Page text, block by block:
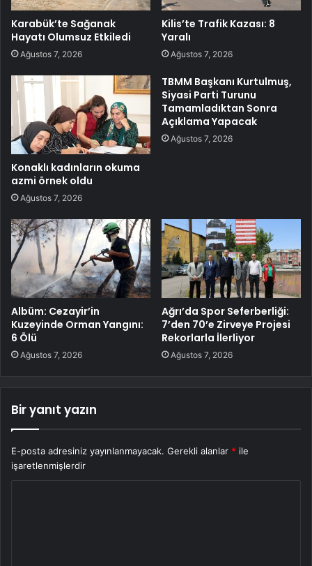
Karabük’te Sağanak
Hayatı Olumsuz Etkiledi
Ağustos 7, 2026
Kilis’te Trafik Kazası: 8
Yaralı
Ağustos 7, 2026
Konaklı kadınların okuma
azmi örnek oldu
Ağustos 7, 2026
TBMM Başkanı Kurtulmuş,
Siyasi Parti Turunu
Tamamladıktan Sonra
Açıklama Yapacak
Ağustos 7, 2026
Albüm: Cezayir’in
Kuzeyinde Orman Yangını:
6 Ölü
Ağustos 7, 2026
Ağrı’da Spor Seferberliği:
7’den 70’e Zirveye Projesi
Rekorlarla İlerliyor
Ağustos 7, 2026
Bir yanıt yazın
E-posta adresiniz yayınlanmayacak. Gerekli alanlar * ile
işaretlenmişlerdir